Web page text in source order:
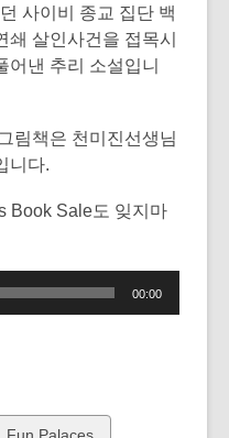
사이비 종교 집단 백
살인사건을 접목시
어낸 추리 소설입니
림책은 천미진선생님
니다.
Book Sale도 잊지마
00:00
View